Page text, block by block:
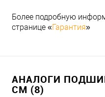
Более подробную
странице «Гарантия»
АНАЛОГИ
CM (8)